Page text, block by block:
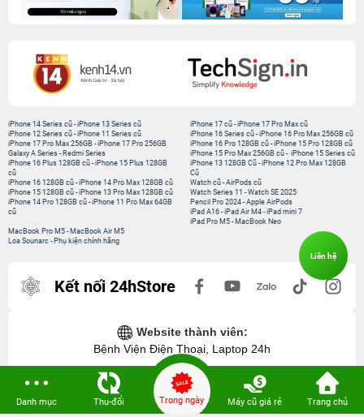
iPhone 14 Series cũ -iPhone 13 Series cũ
iPhone 12 Series cũ -iPhone 11 Series cũ
iPhone 17 Pro Max 256GB -iPhone 17 Pro 256GB
Galaxy A Series - Redmi Series
iPhone 17 cũ -iPhone 17 Pro Max cũ
iPhone 16 Series cũ - iPhone 16 Pro Max 256GB cũ
iPhone 16 Pro 128GB cũ -iPhone 15 Pro 128GB cũ
iPhone 15 Pro Max 256GB cũ - iPhone 15 Series cũ
iPhone 16 Plus 128GB cũ -iPhone 15 Plus 128GB
cũ
iPhone 16 128GB cũ -iPhone 14 Pro Max 128GB cũ
iPhone 15 128GB cũ -iPhone 13 Pro Max 128GB cũ
iPhone 14 Pro 128GB cũ -iPhone 11 Pro Max 64GB
cũ
iPhone 13 128GB Cũ -iPhone 12 Pro Max 128GB
Cũ
Watch cũ -AirPods cũ
Watch Series 11 -Watch SE 2025
Pencil Pro 2024 -Apple AirPods
iPad A16 -iPad Air M4 -iPad mini 7
iPad Pro M5 - MacBook Neo
MacBook Pro M5 - MacBook Air M5
Loa Sounarc - Phụ kiện chính hãng
Kết nối 24hStore
Website thành viên:
Bệnh Viện Điện Thoại, Laptop 24h
Danh mục Thu-đổi Trong ngày Máy cũ giá rẻ Trang chủ
Liên hệ